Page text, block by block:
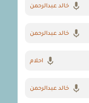
خالد عبدالرحمن
خالد عبدالرحمن
احلام
خالد عبدالرحمن